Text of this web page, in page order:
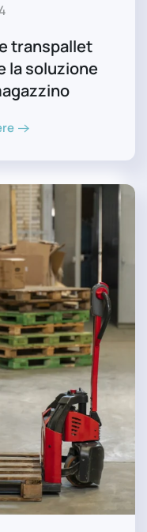
transpallet
la soluzione